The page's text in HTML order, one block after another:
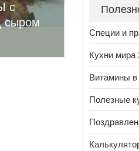
с
сыром
Специи и
Кухни мира
Витамины в
Полезные